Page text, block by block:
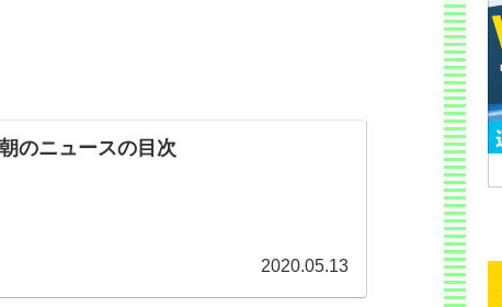
のニュースの目次
2020.05.13